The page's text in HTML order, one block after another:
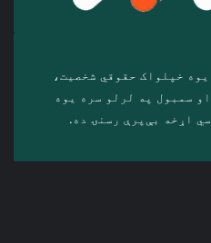
سفیر ټلوېزیوني شبکه د‎ یوه خپلواک حقوقي شخصیت،
اساس‌پاڼې، ځانګړي مهر او سمبول په لرلو سره ‎یوه